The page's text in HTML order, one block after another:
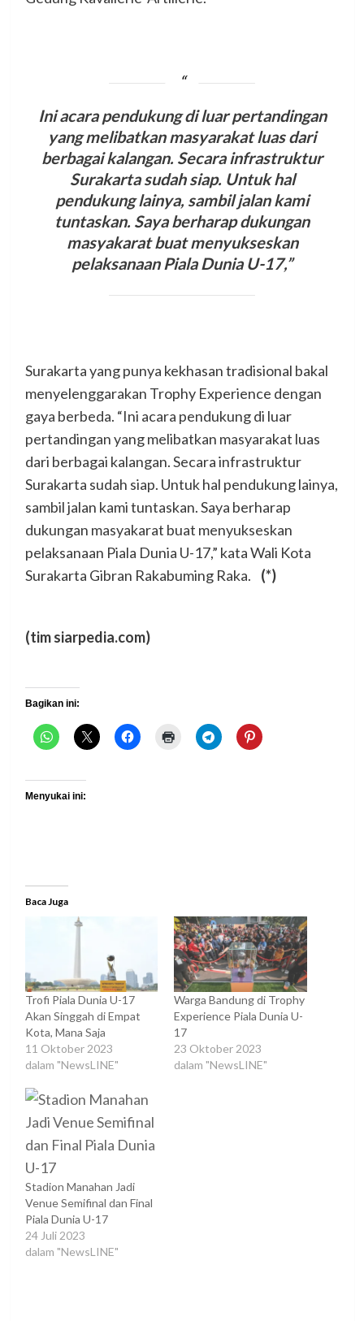
Ini acara pendukung di luar pertandingan
yang melibatkan masyarakat luas dari
berbagai kalangan. Secara infrastruktur
Surakarta sudah siap. Untuk hal
pendukung lainya, sambil jalan kami
tuntaskan. Saya berharap dukungan
masyakarat buat menyukseskan
pelaksanaan Piala Dunia U-17,”
Surakarta yang punya kekhasan tradisional bakal
menyelenggarakan Trophy Experience dengan
gaya berbeda. “Ini acara pendukung di luar
pertandingan yang melibatkan masyarakat luas
dari berbagai kalangan. Secara infrastruktur
Surakarta sudah siap. Untuk hal pendukung lainya,
sambil jalan kami tuntaskan. Saya berharap
dukungan masyakarat buat menyukseskan
pelaksanaan Piala Dunia U-17,” kata Wali Kota
Surakarta Gibran Rakabuming Raka. (*)
(tim siarpedia.com)
Bagikan ini:
Menyukai ini:
Baca Juga
Trofi Piala Dunia U-17
Akan Singgah di Empat
Kota, Mana Saja
11 Oktober 2023
dalam "NewsLINE"
Warga Bandung di Trophy
Experience Piala Dunia U-
17
23 Oktober 2023
dalam "NewsLINE"
Stadion Manahan Jadi
Venue Semifinal dan Final
Piala Dunia U-17
24 Juli 2023
dalam "NewsLINE"